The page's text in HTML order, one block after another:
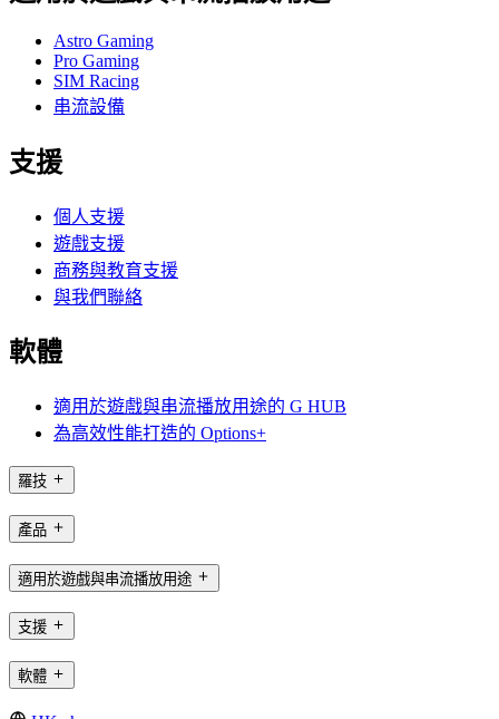
Astro Gaming
Pro Gaming
SIM Racing
串流設備
支援
個人支援
遊戲支援
商務與教育支援
與我們聯絡
軟體
適用於遊戲與串流播放用途的 G HUB
為高效性能打造的 Options+
羅技
產品
適用於遊戲與串流播放用途
支援
軟體